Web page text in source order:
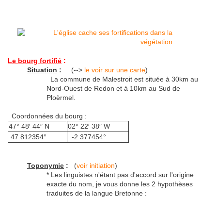
Le bourg fortifié :
Situation : (--> le voir sur une carte)
La commune de Malestroit est située à 30km au
Nord-Ouest de Redon et à 10km au Sud de
Ploërmel.
Coordonnées du bourg :
47° 48′ 44″ N
02° 22′ 38″ W
47.812354°
-2.377454°
Toponymie : (voir initiation)
* Les linguistes n'étant pas d'accord sur l'origine
exacte du nom, je vous donne les 2 hypothèses
traduites de la langue Bretonne :